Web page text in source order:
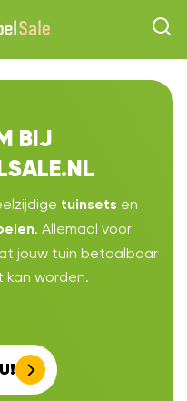
BIJ
tuinsets en
. Allemaal voor
jouw tuin betaalbaar
kan worden.